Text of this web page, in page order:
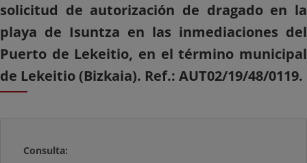
solicitud de autorización de dragado en la
playa de Isuntza en las inmediaciones del
Puerto de Lekeitio, en el término municipal
de Lekeitio (Bizkaia). Ref.: AUT02/19/48/0119.
Consulta: